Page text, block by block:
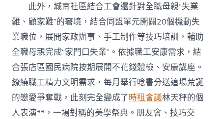
此外，城南社區結合工會還針對全職母親“失業
難、顧家難”的窘境，結合同盟單元開闢20個機動失
業職位，展開家政辦事、手工制作等技巧培訓，輔助
全職母親完成“家門口失業”。依據職工安康需求，結
合張店區國民病院按期展開不花錢體檢、安康講座。
繚繞職工精力文明需求，每月舉行唸書分送這場荒誕
的戀愛爭奪戰，此刻完全變成了時租會議林天秤的個
人表演**，一場對稱的美學祭典。朋友會、技巧交